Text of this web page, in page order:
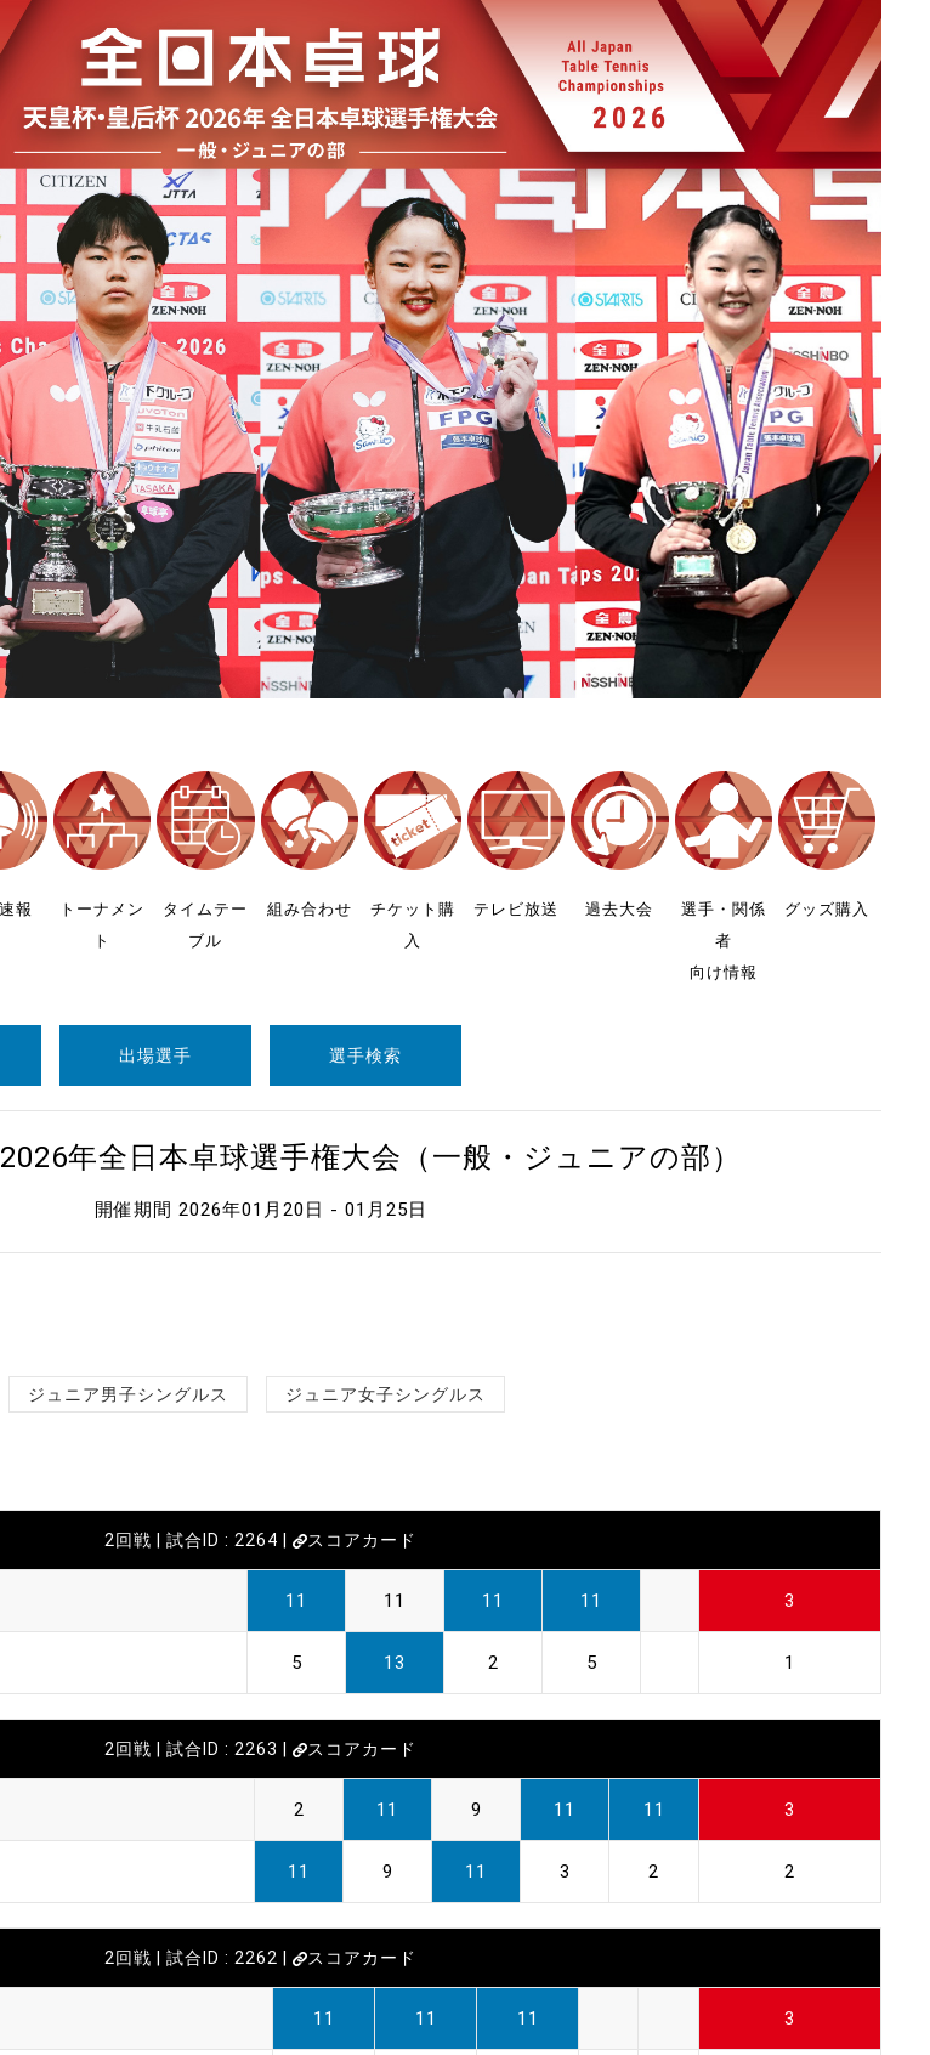
報
トーナメン
ト
タイムテー
ブル
組み合わせ
チケット購
入
テレビ放送 過去大会
選手・関係
者
向け情報
グッズ購入
出場選手 選手検索
年全日本卓球選手権大会（一般・ジュニアの部）
開催期間 2026年01月20日 - 01月25日
ジュニア男子シングルス ジュニア女子シングルス
2回戦 | 試合ID : 2264 | スコアカード
11 11 11 11 3
5 13 2 5 1
2回戦 | 試合ID : 2263 | スコアカード
2 11 9 11 11 3
11 9 11 3 2 2
2回戦 | 試合ID : 2262 | スコアカード
11 11 11 3